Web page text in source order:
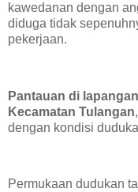
kawedanan dengan
diduga tidak
pekerjaan.
‎Pantauan di
Kecamatan Tulangan
dengan kondisi
‎Permukaan dudukan